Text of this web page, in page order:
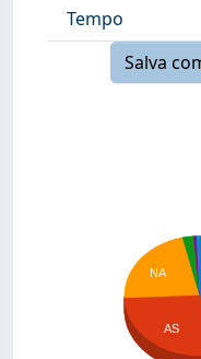
Tempo
Salva
NA
AS